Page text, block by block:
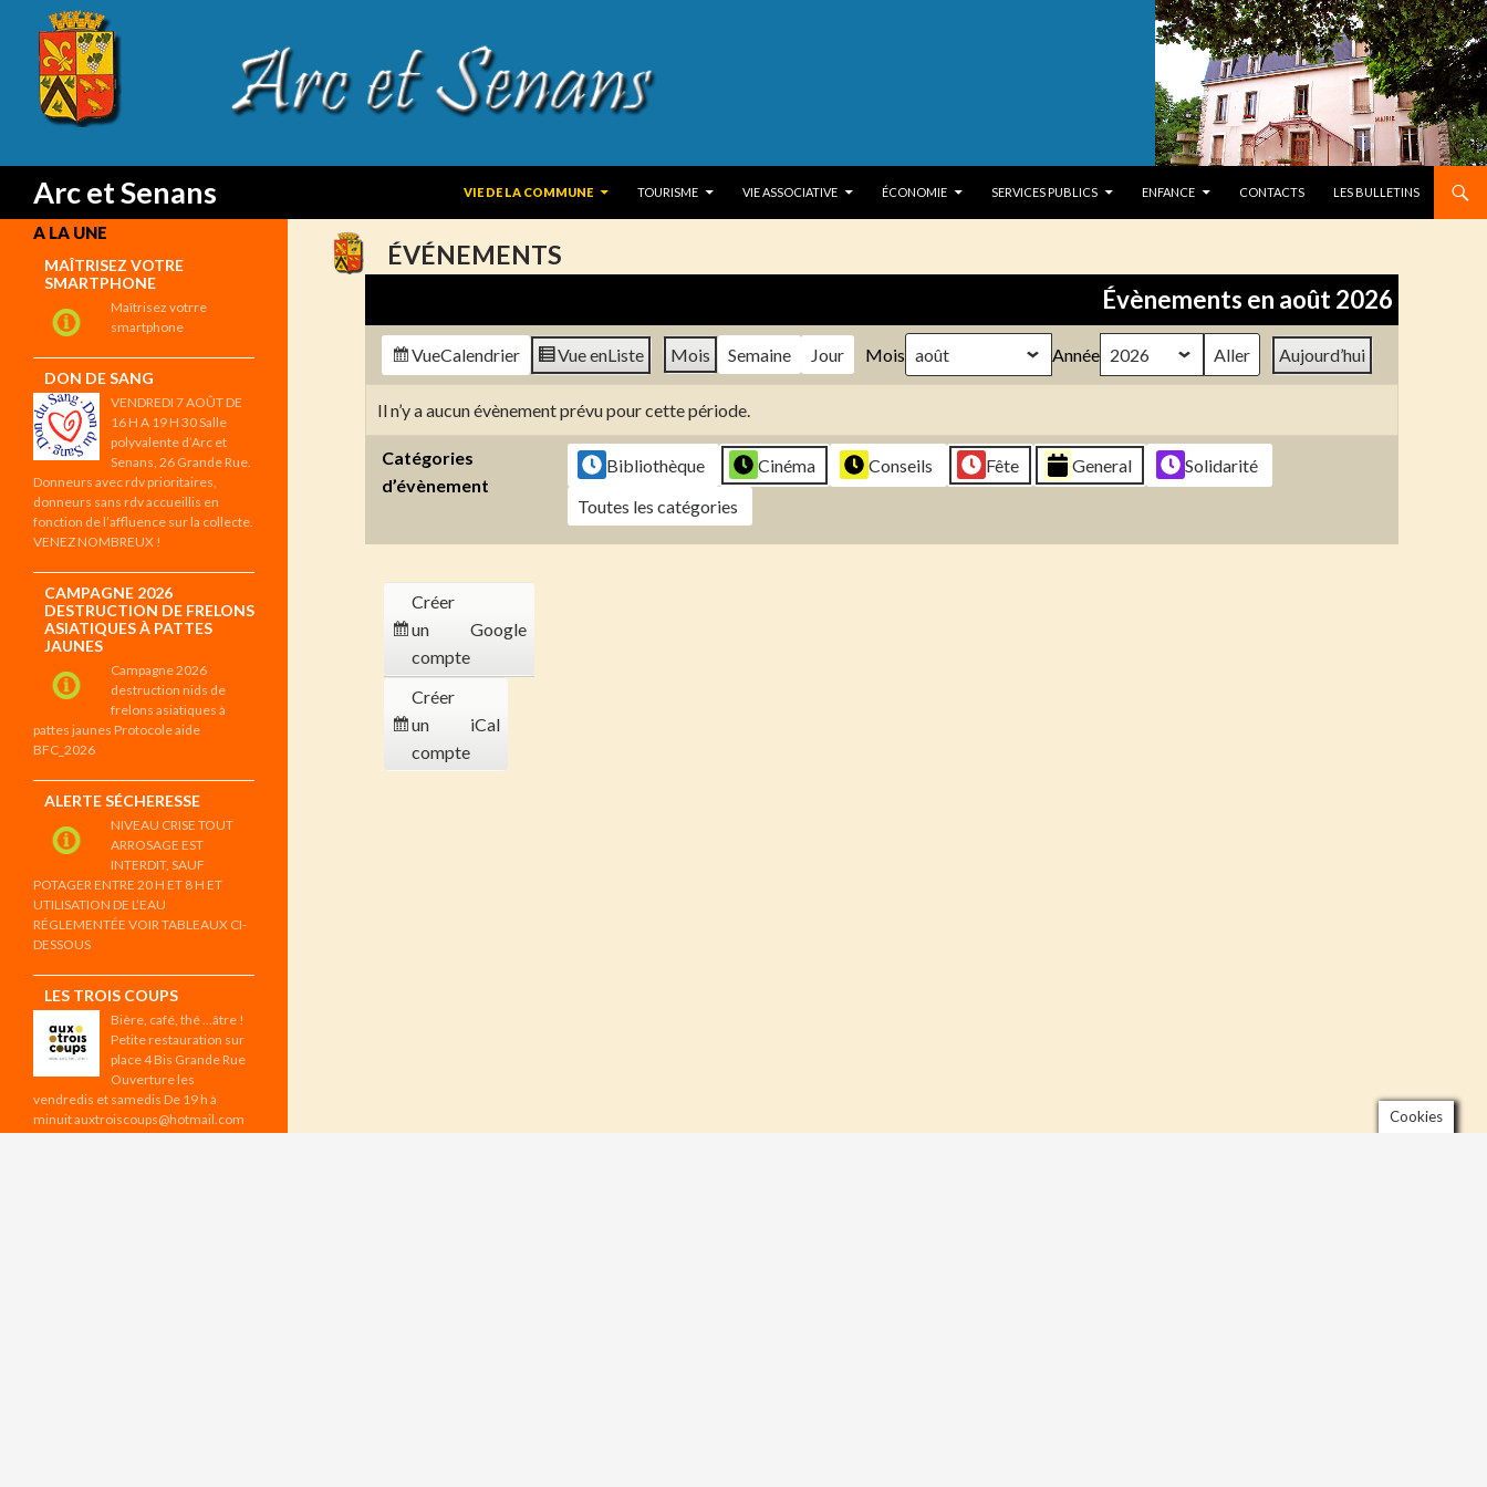
Arc et Senans
Search
VIE DE LA COMMUNE
TOURISME VIE ASSOCIATIVE ÉCONOMIE SERVICES PUBLICS ENFANCE CONTACTS LES BULLETINS
ÉVÉNEMENTS
Évènements en août 2026
VueCalendrier Vue enListe Mois Semaine Jour Mois Année Aujourd’hui
Il n’y a aucun évènement prévu pour cette période.
Catégories
d’évènement
Bibliothèque Cinéma Conseils Fête General
Solidarité
Toutes les catégories
Créer
un
compte
Google
Créer
un
compte
iCal
A LA UNE
MAÎTRISEZ VOTRE
SMARTPHONE
Maîtrisez votrre
smartphone
DON DE SANG
VENDREDI 7 AOÛT DE
16 H A 19 H 30 Salle
polyvalente d’Arc et
Senans, 26 Grande Rue.
Donneurs avec rdv prioritaires,
donneurs sans rdv accueillis en
fonction de l’affluence sur la collecte.
VENEZ NOMBREUX !
CAMPAGNE 2026
DESTRUCTION DE FRELONS
ASIATIQUES À PATTES
JAUNES
Campagne 2026
destruction nids de
frelons asiatiques à
pattes jaunes Protocole aide
BFC_2026
ALERTE SÉCHERESSE
NIVEAU CRISE TOUT
ARROSAGE EST
INTERDIT, SAUF
POTAGER ENTRE 20 H ET 8 H ET
UTILISATION DE L’EAU
RÉGLEMENTÉE VOIR TABLEAUX CI-
DESSOUS
LES TROIS COUPS
Bière, café, thé …âtre !
Petite restauration sur
place 4 Bis Grande Rue
Ouverture les
vendredis et samedis De 19 h à
minuit auxtroiscoups@hotmail.com
Cookies